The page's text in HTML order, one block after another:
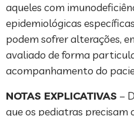
aqueles com
epidemiológicas
podem sofrer alterações,
avaliado de forma
acompanhamento do
NOTAS EXPLICATIVAS –
que os pediatras precisam